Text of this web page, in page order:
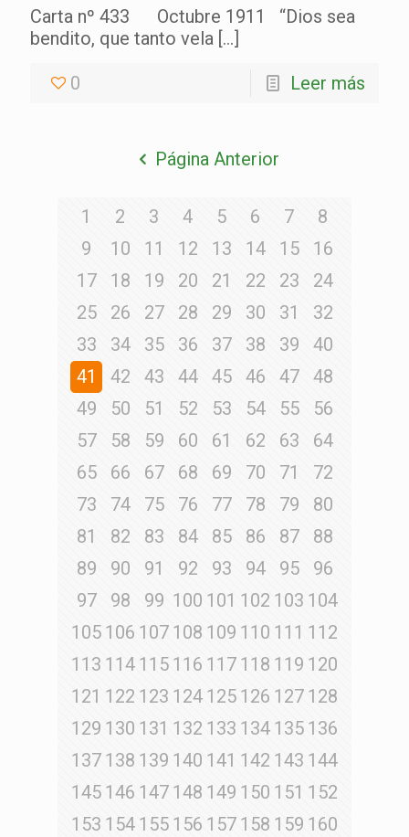
Carta nº 433 Octubre 1911 “Dios sea
bendito, que tanto vela […]
0 Leer más
Página Anterior
1 2 3 4 5 6 7
8
9
10 11 12 13 14 15
16
17
18 19 20 21 22 23
24
25
26 27 28 29 30 31
32
33
34 35 36 37 38 39
40
41
42 43 44 45 46 47
48
49
50 51 52 53 54 55
56
57
58 59 60 61 62 63
64
65
66 67 68 69 70 71
72
73
74 75 76 77 78 79
80
81
82 83 84 85 86 87
88
89
90 91 92 93 94 95
96
97
98 99 100 101 102 103 104
105 106 107 108 109 110 111 112
113 114 115 116 117 118 119 120
121 122 123 124 125 126 127 128
129 130 131 132 133 134 135 136
137 138 139 140 141 142 143 144
145 146 147 148 149 150 151 152
153 154 155 156 157 158 159 160